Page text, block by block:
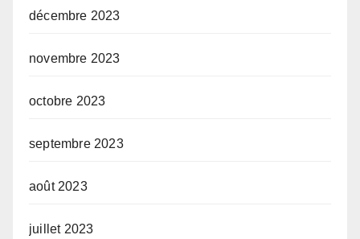
décembre 2023
novembre 2023
octobre 2023
septembre 2023
août 2023
juillet 2023